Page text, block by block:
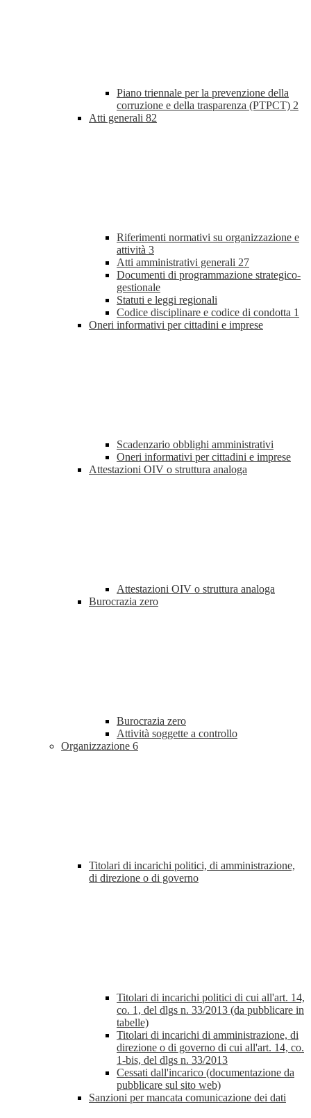
Piano triennale per la prevenzione della
corruzione e della trasparenza (PTPCT) 2
Atti generali 82
Riferimenti normativi su organizzazione e
attività 3
Atti amministrativi generali 27
Documenti di programmazione strategico-
gestionale
Statuti e leggi regionali
Codice disciplinare e codice di condotta 1
Oneri informativi per cittadini e imprese
Scadenzario obblighi amministrativi
Oneri informativi per cittadini e imprese
Attestazioni OIV o struttura analoga
Attestazioni OIV o struttura analoga
Burocrazia zero
Burocrazia zero
Attività soggette a controllo
Organizzazione 6
Titolari di incarichi politici, di amministrazione,
di direzione o di governo
Titolari di incarichi politici di cui all'art. 14,
co. 1, del dlgs n. 33/2013 (da pubblicare in
tabelle)
Titolari di incarichi di amministrazione, di
direzione o di governo di cui all'art. 14, co.
1-bis, del dlgs n. 33/2013
Cessati dall'incarico (documentazione da
pubblicare sul sito web)
Sanzioni per mancata comunicazione dei dati